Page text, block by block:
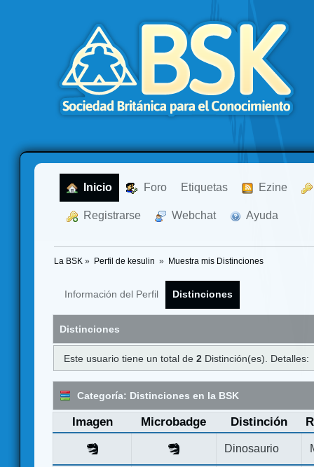
Inicio Foro Etiquetas Ezine
Registrarse Webchat Ayuda
La BSK » Perfil de kesulin » Muestra mis Distinciones
Información del Perfil Distinciones
Distinciones
Este usuario tiene un total de2 Distinción(es). Detalles:
Categoría: Distinciones en la BSK
Imagen Microbadge Distinción
Dinosaurio